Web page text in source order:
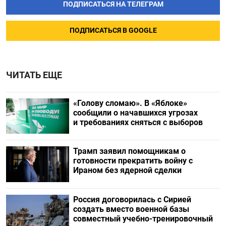
ПОДПИСАТЬСЯ НА ТЕЛЕГРАМ
ПОДПИСАТЬСЯ В GOOGLE
ЧИТАТЬ ЕЩЕ
«Голову сломаю». В «Яблоке»
сообщили о начавшихся угрозах
и требованиях сняться с выборов
Трамп заявил помощникам о
готовности прекратить войну с
Ираном без ядерной сделки
Россия договорилась с Сирией
создать вместо военной базы
совместный учебно-тренировочный